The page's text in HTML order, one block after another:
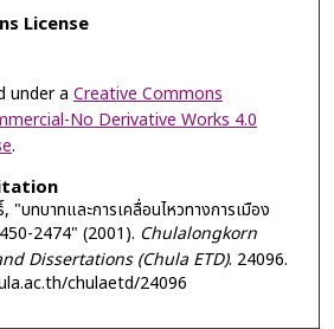
License
under a Creative Commons
No Derivative Works 4.0
.
ทบาทและการเคลื่อนไหวทางการเมือง
2474" (2001). Chulalongkorn
Dissertations (Chula ETD). 24096.
chulaetd/24096